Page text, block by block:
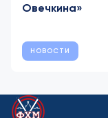
Овечкина»
НОВОСТИ